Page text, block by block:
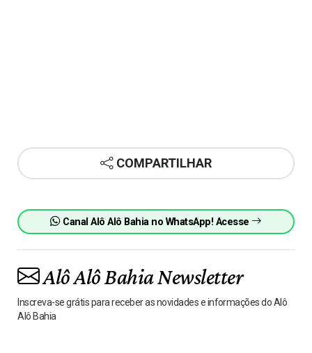
COMPARTILHAR
Canal Alô Alô Bahia no WhatsApp! Acesse
Alô Alô Bahia Newsletter
Inscreva-se grátis para receber as novidades e informações do Alô
Alô Bahia